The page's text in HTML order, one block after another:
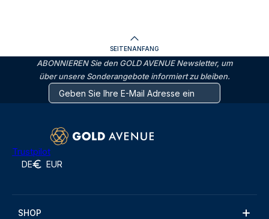
SEITENANFANG
ABONNIEREN Sie den GOLD AVENUE Newsletter, um
über unsere Sonderangebote informiert zu bleiben.
Trustpilot
DE EUR
SHOP